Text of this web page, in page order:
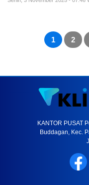
Paginasi
1 2
KANTOR PUSAT
Buddagan, Kec.